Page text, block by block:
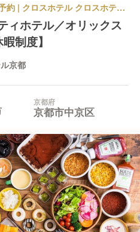
シティホテル | 宿泊部門 | 宿泊予約 | クロスホテル クロスホテル京都
ィホテル／オリックス
制度】
京都
京都府
京都市中京区